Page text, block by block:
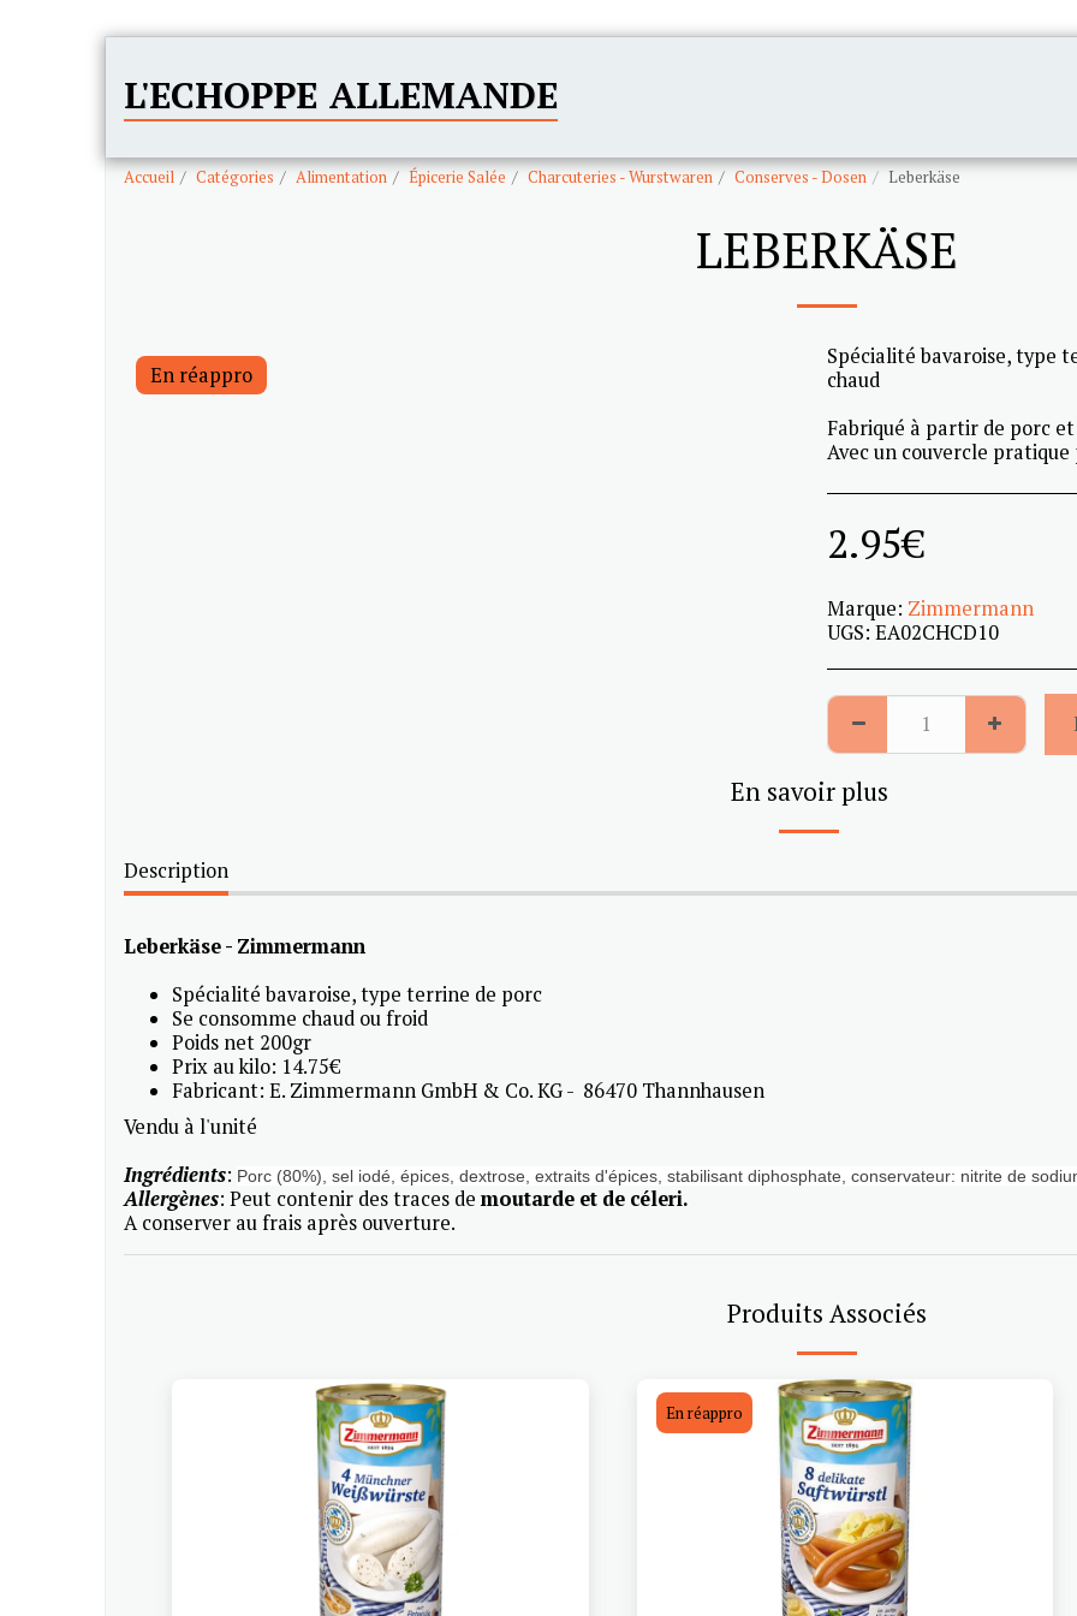
L'ECHOPPE ALLEMANDE
Accueil Catégories Alimentation Épicerie Salée Charcuteries - Wurstwaren Conserves - Dosen Leberkäse
LEBERKÄSE
En réappro
Spécialité bavaroise, type
chaud
Fabriqué à partir de porc
Avec un couvercle
2.95€
Marque: Zimmermann
UGS: EA02CHCD10
En savoir plus
Description
Leberkäse - Zimmermann
Spécialité bavaroise, type terrine de porc
Se consomme chaud ou froid
Poids net 200gr
Prix au kilo: 14.75€
Fabricant: E. Zimmermann GmbH & Co. KG - 86470 Thannhausen
Vendu à l'unité
Ingrédients: Porc (80%), sel iodé, épices, dextrose, extraits d'épices, stabilisant diphosphate, conservateur: nitrite de
Allergènes: Peut contenir des traces de moutarde et de céleri.
A conserver au frais après ouverture.
Produits Associés
En réappro